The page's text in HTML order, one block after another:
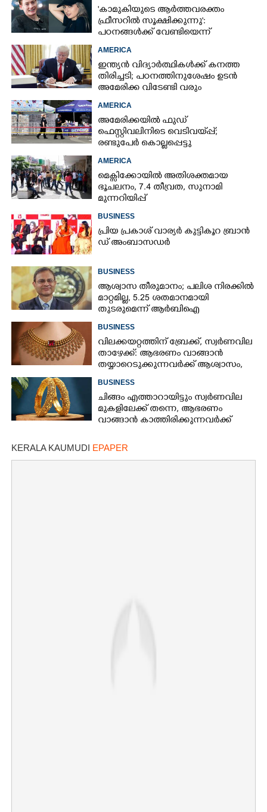
'കാമുകിയുടെ ആർത്തവരക്തം
ഫ്രീസറിൽ സൂക്ഷിക്കുന്നു':
പഠനങ്ങൾക്ക് വേണ്ടിയെന്ന്
വിശദീകരണം,​ ചർച്ചയായി ബ്രയാൻ
ജോൺസന്റെ പോസ്റ്റ്
AMERICA
ഇന്ത്യൻ വിദ്യാർത്ഥികൾക്ക് കനത്ത
തിരിച്ചടി; പഠനത്തിനുശേഷം ഉടൻ
അമേരിക്ക വിടേണ്ടി വരും
AMERICA
അമേരിക്കയിൽ ഫുഡ്
ഫെസ്റ്റിവലിനിടെ വെടിവയ്‌പ്പ്;
രണ്ടുപേർ കൊല്ലപ്പെട്ടു
AMERICA
മെക്സിക്കോയിൽ അതിശക്തമായ
ഭൂചലനം,​ 7.4 തീവ്രത,​ സുനാമി
മുന്നറിയിപ്പ്
BUSINESS
പ്രി​യ​ ​പ്ര​കാ​ശ് ​വാ​ര്യർ കു​ട്ടി​കൂ​റ​ ​ ബ്രാ​ൻ​
ഡ് ​അം​ബാ​സ​ഡ​ർ
BUSINESS
ആശ്വാസ തീരുമാനം; പലിശ നിരക്കിൽ
മാറ്റമില്ല, 5.25 ശതമാനമായി
തുടരുമെന്ന് ആർബിഐ
BUSINESS
വിലക്കയറ്റത്തിന് ബ്രേക്ക്, സ്വർണവില
താഴേക്ക്: ആഭരണം വാങ്ങാൻ
തയ്യാറെടുക്കുന്നവർക്ക് ആശ്വാസം,
ഇന്നത്തെ നിരക്കറിയാം
BUSINESS
ചിങ്ങം എത്താറായിട്ടും സ്വർണവില
മുകളിലേക്ക് തന്നെ,​ ആഭരണം
വാങ്ങാൻ കാത്തിരിക്കുന്നവർക്ക്
KERALA KAUMUDI EPAPER